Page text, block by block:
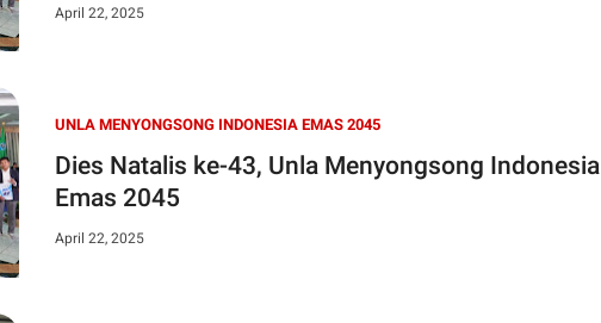
April 22, 2025
UNLA MENYONGSONG INDONESIA EMAS 2045
Dies Natalis ke-43, Unla Menyongsong Indonesia
Emas 2045
April 22, 2025